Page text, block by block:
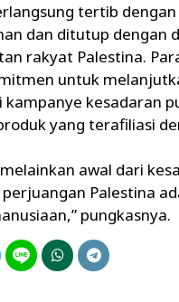
tertib
dan ditutup dengan
rakyat Palestina.
untuk
kampanye kesadaran
yang terafiliasi
awal dari
Palestina
pungkasnya.